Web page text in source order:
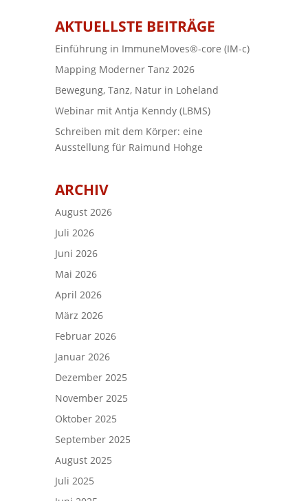
AKTUELLSTE BEITRÄGE
Einführung in ImmuneMoves®-core (IM-c)
Mapping Moderner Tanz 2026
Bewegung, Tanz, Natur in Loheland
Webinar mit Antja Kenndy (LBMS)
Schreiben mit dem Körper: eine
Ausstellung für Raimund Hohge
ARCHIV
August 2026
Juli 2026
Juni 2026
Mai 2026
April 2026
März 2026
Februar 2026
Januar 2026
Dezember 2025
November 2025
Oktober 2025
September 2025
August 2025
Juli 2025